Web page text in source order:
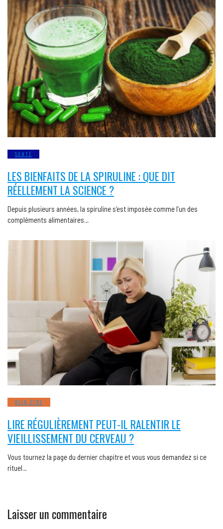
SANTÉ
LES BIENFAITS DE LA SPIRULINE : QUE DIT
RÉELLEMENT LA SCIENCE ?
Depuis plusieurs années, la spiruline s’est imposée comme l’un des
compléments alimentaires…
BIEN ÊTRE
LIRE RÉGULIÈREMENT PEUT-IL RALENTIR LE
VIEILLISSEMENT DU CERVEAU ?
Vous tournez la page du dernier chapitre et vous vous demandez si ce
rituel…
Laisser un commentaire